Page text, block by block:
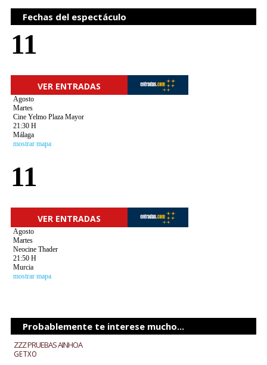
Fechas del espectáculo
11
VER ENTRADAS
Agosto
Martes
Cine Yelmo Plaza Mayor
21:30 H
Málaga
mostrar mapa
11
VER ENTRADAS
Agosto
Martes
Neocine Thader
21:50 H
Murcia
mostrar mapa
Probablemente te interese mucho...
ZZZ PRUEBAS AINHOA
GETXO